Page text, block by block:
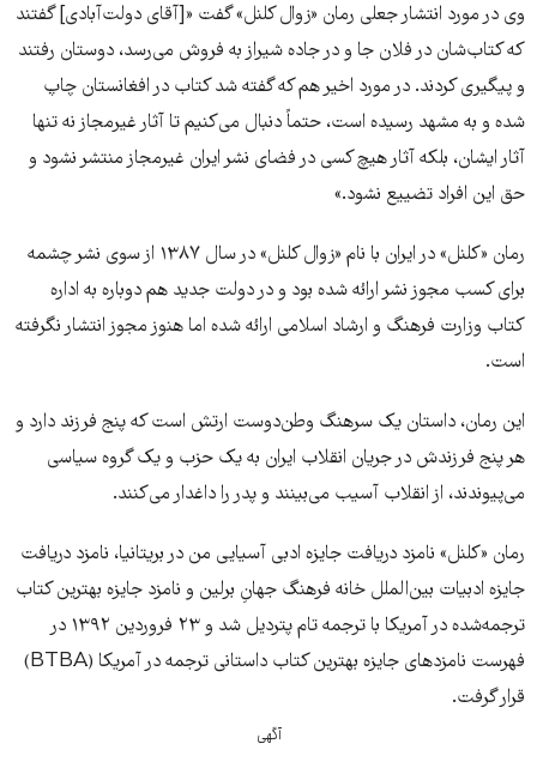
وی در مورد انتشار جعلی رمان «زوال کلنل» گفت «[آقای دولت‌آبادی] گفتند
که کتاب‌شان در فلان جا و در جاده شيراز به فروش می‌رسد، دوستان رفتند
و پيگيری کردند. در مورد اخير هم که گفته شد کتاب در افغانستان چاپ
شده و به مشهد رسيده است، حتماً دنبال می‌کنيم تا آثار غيرمجاز نه تنها
آثار ايشان، بلکه آثار هيچ کسی در فضای نشر ايران غيرمجاز منتشر نشود و
حق اين افراد تضييع نشود.»
رمان «کلنل» در ایران با نام «زوال کلنل» در سال ۱۳۸۷ از سوی نشر چشمه
برای کسب مجوز نشر ارائه شده بود و در دولت جدید هم دوباره به اداره
کتاب وزارت فرهنگ و ارشاد اسلامی ارائه شده اما هنوز مجوز انتشار نگرفته
است.
این رمان، داستان یک سرهنگ وطن‌دوست ارتش است که پنج فرزند دارد و
هر پنج فرزندش در جریان انقلاب ایران به یک حزب و یک گروه سیاسی
می‌‌پیوندند، از انقلاب آسیب می‌‌بینند و پدر را داغدار می‌‌کنند.
رمان «کلنل» نامزد دریافت جایزه ادبی آسیایی من در بریتانیا، نامزد دریافت
جایزه ادبیات بین‌الملل خانه فرهنگ جهانِ برلین و نامزد جایزه بهترین کتاب
ترجمه‌شده در آمریکا با ترجمه تام پتردیل شد و ۲۳ فروردین ۱۳۹۲ در
فهرست نامزدهای جایزه‌ بهترین کتاب داستانی ترجمه در آمریکا (BTBA)
قرار گرفت.
آگهی